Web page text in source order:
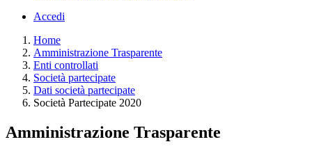
Accedi
Home
Amministrazione Trasparente
Enti controllati
Società partecipate
Dati società partecipate
Società Partecipate 2020
Amministrazione Trasparente